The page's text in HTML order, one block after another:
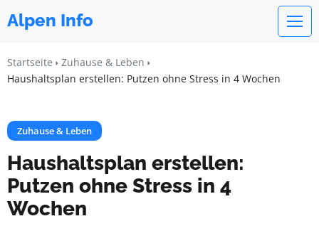
Alpen Info
Startseite
Zuhause & Leben
Haushaltsplan erstellen: Putzen ohne Stress in 4 Wochen
Zuhause & Leben
Haushaltsplan erstellen:
Putzen ohne Stress in 4
Wochen